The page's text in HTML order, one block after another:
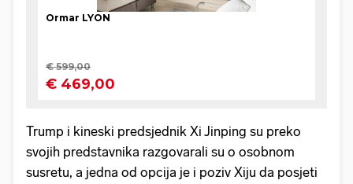
Trump i kineski predsjednik Xi Jinping su preko
svojih predstavnika razgovarali su o osobnom
susretu, a jedna od opcija je i poziv Xiju da posjeti